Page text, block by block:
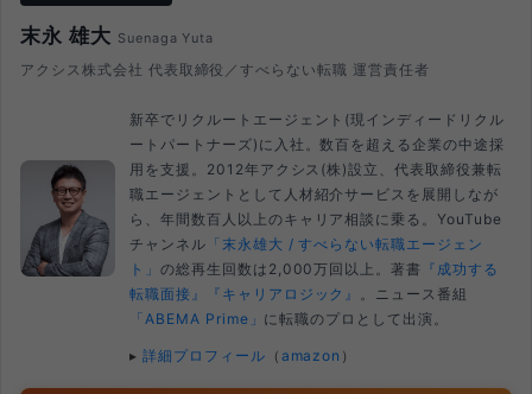
末永 雄大 Suenaga Yuta
アクシス株式会社 代表取締役／すべらない転職 運営責任者
新卒でリクルートエージェント(現インディードリクル
ートパートナーズ)に入社。数百を超える企業の中途採
用を支援。2012年アクシス(株)設立、代表取締役兼転
職エージェントとして人材紹介サービスを展開しなが
ら、年間数百人以上のキャリア相談に乗る。YouTube
チャンネル 「末永雄大 / すべらない転職エージェン
ト」 の総再生回数は2,000万回以上。著書 『成功する
転職面接』
『キャリアロジック』
。ニュース番組
「ABEMA Prime」 に転職のプロとして出演。
▸ 詳細プロフィール （ amazon ）